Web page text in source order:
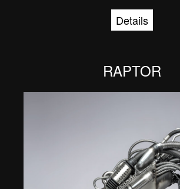
Details
RAPTOR